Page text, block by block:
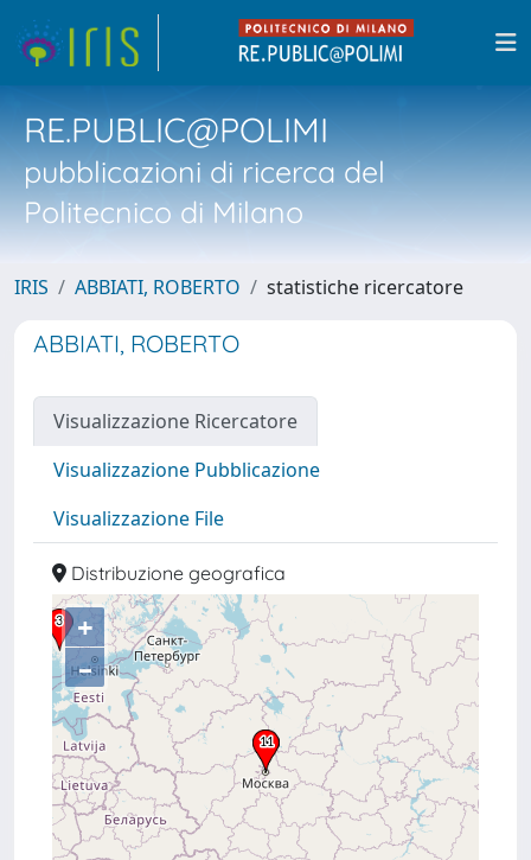
RE.PUBLIC@POLIMI
pubblicazioni di ricerca del
Politecnico di Milano
IRIS ABBIATI, ROBERTO statistiche ricercatore
ABBIATI, ROBERTO
Visualizzazione Ricercatore
Visualizzazione Pubblicazione
Visualizzazione File
Distribuzione geografica
+
–